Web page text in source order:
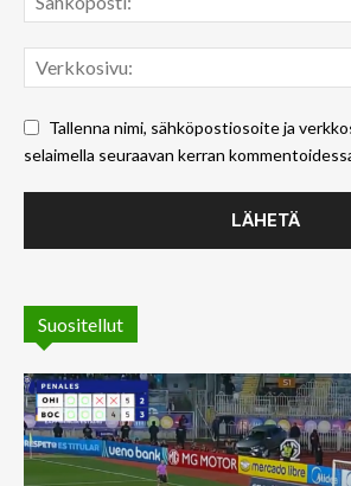
Tallenna nimi, sähköpostiosoite ja
selaimella seuraavan kerran
Suositellut